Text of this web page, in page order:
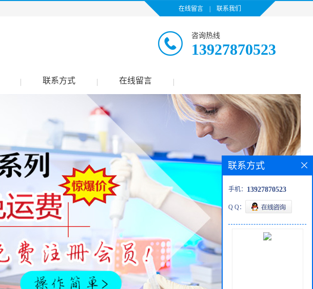
在线留言 联系我们
咨询热线
13927870523
联系方式 在线留言
联系方式
手机： 13927870523
Q Q：